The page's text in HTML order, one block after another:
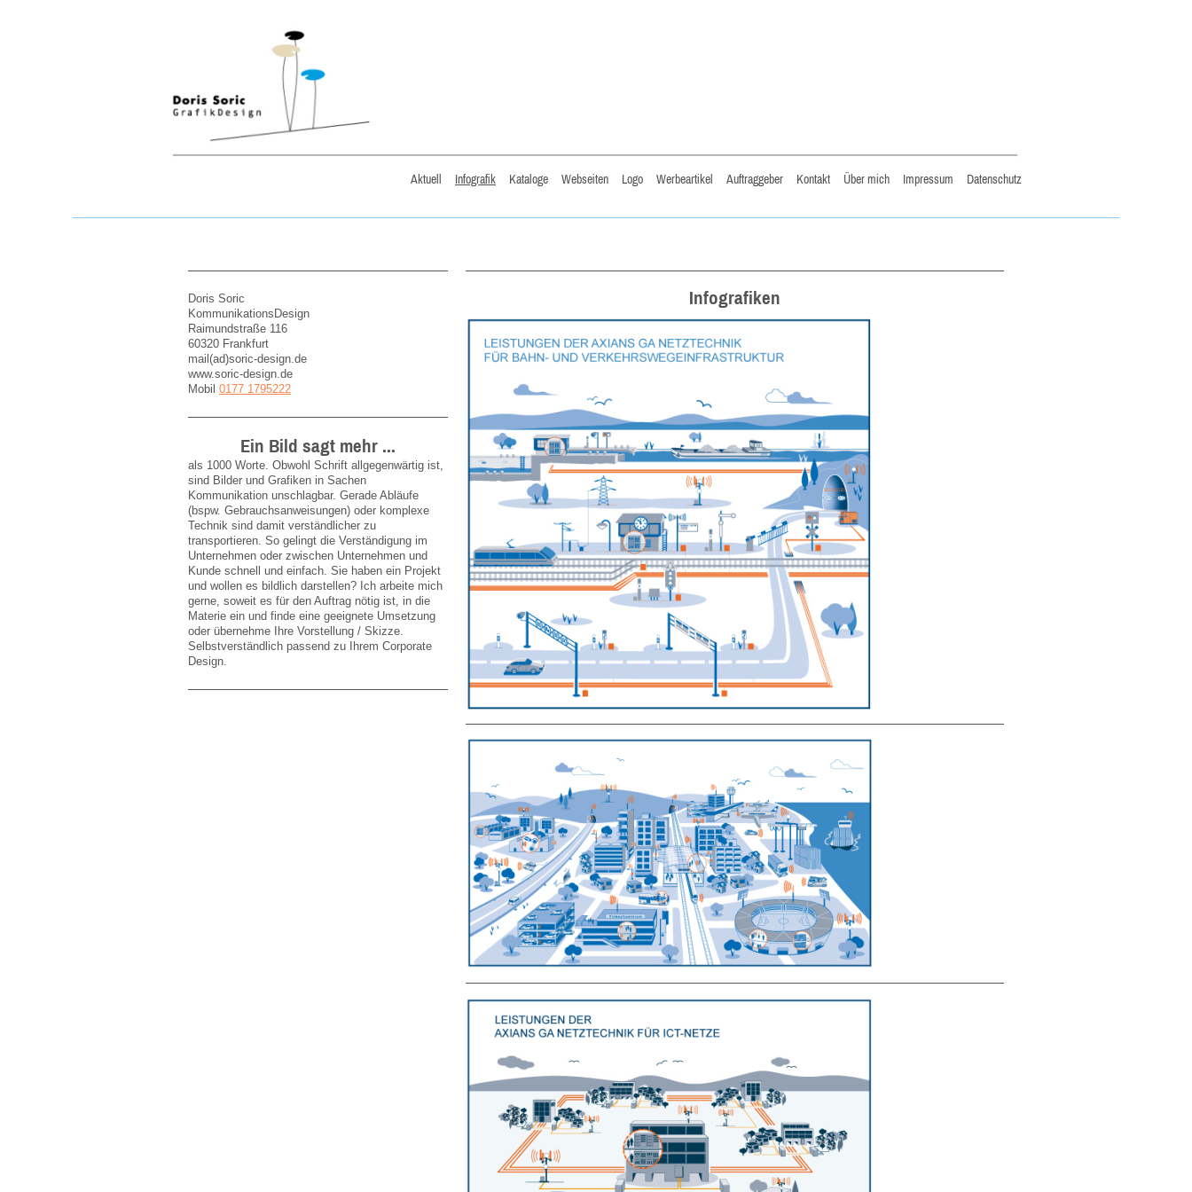
Aktuell Infografik Kataloge Webseiten Logo Werbeartikel Auftraggeber Kontakt Über mich Impressum Datenschutz
Doris Soric
KommunikationsDesign
Raimundstraße 116
60320 Frankfurt
mail(ad)soric-design.de
www.soric-design.de
Mobil 0177 1795222
Ein Bild sagt mehr ...
als 1000 Worte. Obwohl Schrift allgegenwärtig ist,
sind Bilder und Grafiken in Sachen
Kommunikation unschlagbar. Gerade Abläufe
(bspw. Gebrauchsanweisungen) oder komplexe
Technik sind damit verständlicher zu
transportieren. So gelingt die Verständigung im
Unternehmen oder zwischen Unternehmen und
Kunde schnell und einfach. Sie haben ein Projekt
und wollen es bildlich darstellen? Ich arbeite mich
gerne, soweit es für den Auftrag nötig ist, in die
Materie ein und finde eine geeignete Umsetzung
oder übernehme Ihre Vorstellung / Skizze.
Selbstverständlich passend zu Ihrem Corporate
Design.
Infografiken